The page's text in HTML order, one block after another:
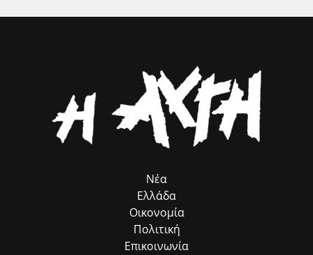
Ανδρίτσαινας-Κρεστένων κ. Κώστας Δρακόπουλος, ο πρόεδρος του
δημάρχου Πύργου Αντιδήμαρχος κ. Νώντας Κυριαζής, ο πρ.
πρόεδρος του Δικηγορικού Συλλόγου Ηλείας κ. Δημ.
Δημητρουλόπουλος, η αρμόδια αρχαιολόγος κ. Ζαχαρούλα
Λεβεντούρη, αιρετοί, εκπρόσωποι φορέων και αρχών, εργαζόμενοι
του Δήμου κ.α.
Νέα
Ελλάδα
Οικονομία
Πολιτική
Επικοινωνία